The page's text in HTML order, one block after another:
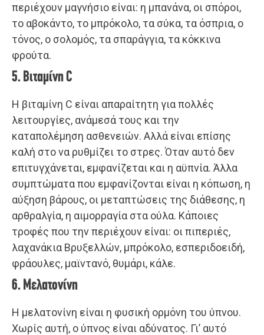
περιέχουν μαγνήσιο είναι: η μπανάνα, οι σπόροι,
το αβοκάντο, το μπρόκολο, τα σύκα, τα όσπρια, ο
τόνος, ο σολομός, τα σπαράγγια, τα κόκκινα
φρούτα.
5. Βιταμίνη C
Η βιταμίνη C είναι απαραίτητη για πολλές
λειτουργίες, ανάμεσά τους και την
καταπολέμηση ασθενειών. Αλλά είναι επίσης
καλή στο να ρυθμίζει το στρες. Όταν αυτό δεν
επιτυγχάνεται, εμφανίζεται και η αϋπνία. Άλλα
συμπτώματα που εμφανίζονται είναι η κόπωση, η
αύξηση βάρους, οι μεταπτώσεις της διάθεσης, η
αρθραλγία, η αιμορραγία στα ούλα. Κάποιες
τροφές που την περιέχουν είναι: οι πιπεριές,
λαχανάκια Βρυξελλών, μπρόκολο, εσπεριδοειδή,
φράουλες, μαϊντανό, θυμάρι, κάλε.
6. Μελατονίνη
Η μελατονίνη είναι η φυσική ορμόνη του ύπνου.
Χωρίς αυτή, ο ύπνος είναι αδύνατος. Γι’ αυτό